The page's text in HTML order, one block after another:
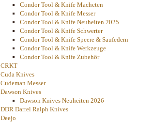
Condor Tool & Knife Macheten
Condor Tool & Knife Messer
Condor Tool & Knife Neuheiten 2025
Condor Tool & Knife Schwerter
Condor Tool & Knife Speere & Saufedern
Condor Tool & Knife Werkzeuge
Condor Tool & Knife Zubehör
CRKT
Cuda Knives
Cudeman Messer
Dawson Knives
Dawson Knives Neuheiten 2026
DDR Darrel Ralph Knives
Deejo